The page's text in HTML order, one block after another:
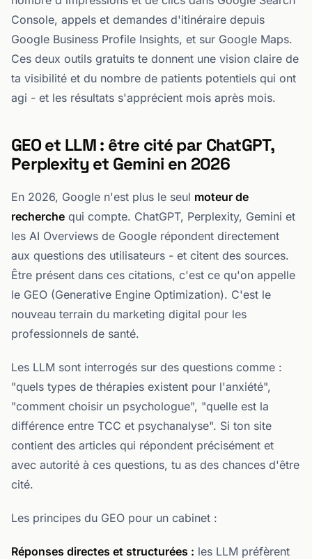
Console, appels et demandes d'itinéraire depuis
Google Business Profile Insights, et sur Google Maps.
Ces deux outils gratuits te donnent une vision claire de
ta visibilité et du nombre de patients potentiels qui ont
agi - et les résultats s'apprécient mois après mois.
GEO et LLM : être cité par ChatGPT,
Perplexity et Gemini en 2026
En 2026, Google n'est plus le seul moteur de
recherche qui compte. ChatGPT, Perplexity, Gemini et
les AI Overviews de Google répondent directement
aux questions des utilisateurs - et citent des sources.
Être présent dans ces citations, c'est ce qu'on appelle
le GEO (Generative Engine Optimization). C'est le
nouveau terrain du marketing digital pour les
professionnels de santé.
Les LLM sont interrogés sur des questions comme :
"quels types de thérapies existent pour l'anxiété",
"comment choisir un psychologue", "quelle est la
différence entre TCC et psychanalyse". Si ton site
contient des articles qui répondent précisément et
avec autorité à ces questions, tu as des chances d'être
cité.
Les principes du GEO pour un cabinet :
Réponses directes et structurées : les LLM préfèrent